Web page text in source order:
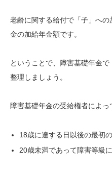
老齢に関する給付で「子」へ
金の加給年金額です。
ということで、障害基礎年金
整理しましょう。
障害基礎年金の受給権者によっ
18歳に達する日以後の最初
20歳未満であって障害等級